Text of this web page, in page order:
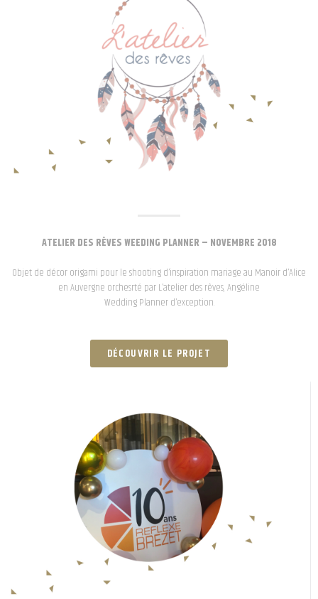
ATELIER DES RÊVES WEEDING PLANNER – NOVEMBRE 2018
Objet de décor origami pour le shooting d’inspiration mariage au Manoir d’Alice
en Auvergne orchesrté par L’atelier des rêves, Angéline
Wedding Planner d’exception.
DÉCOUVRIR LE PROJET